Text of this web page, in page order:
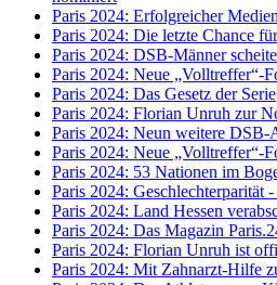
Paris 2024: Erfolgreicher
Paris 2024: Die letzte Chance
Paris 2024: DSB-Männer
Paris 2024: Neue „Volltreffer“-
Paris 2024: Das Gesetz der Serie
Paris 2024: Florian Unruh zur
Paris 2024: Neun weitere
Paris 2024: Neue „Volltreffer“-
Paris 2024: 53 Nationen im
Paris 2024:
Paris 2024: Land Hessen
Paris 2024: Das Magazin
Paris 2024: Florian Unruh ist
Paris 2024: Mit Zahnarzt-Hilfe